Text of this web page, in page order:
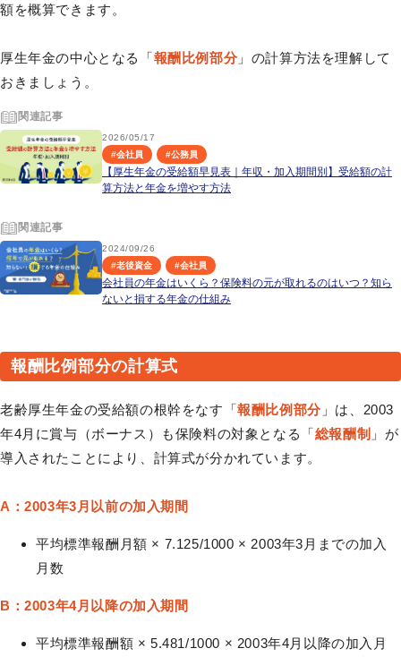
額を概算できます。
厚生年金の中心となる「報酬比例部分」の計算方法を理解して
おきましょう。
関連記事
2026/05/17
#会社員 #公務員
【厚生年金の受給額早見表｜年収・加入期間別】受給額の計
算方法と年金を増やす方法
関連記事
2024/09/26
#老後資金 #会社員
会社員の年金はいくら？保険料の元が取れるのはいつ？知ら
ないと損する年金の仕組み
報酬比例部分の計算式
老齢厚生年金の受給額の根幹をなす「報酬比例部分」は、2003
年4月に賞与（ボーナス）も保険料の対象となる「総報酬制 」が
導入されたことにより、計算式が分かれています。
A：2003年3月以前の加入期間
平均標準報酬月額 × 7.125/1000 × 2003年3月までの加入
月数
B：2003年4月以降の加入期間
平均標準報酬額 × 5.481/1000 × 2003年4月以降の加入月